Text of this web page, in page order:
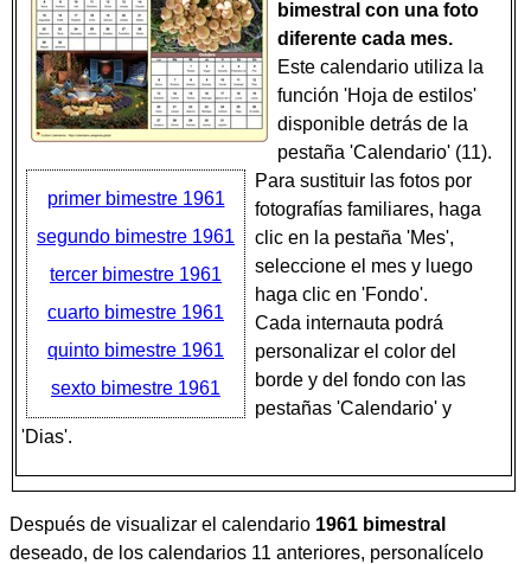
primer bimestre 1961
segundo bimestre 1961
tercer bimestre 1961
cuarto bimestre 1961
quinto bimestre 1961
sexto bimestre 1961
bimestral con una foto
diferente cada mes.
Este calendario utiliza la
función 'Hoja de estilos'
disponible detrás de la
pestaña 'Calendario' (11).
Para sustituir las fotos por
fotografías familiares, haga
clic en la pestaña 'Mes',
seleccione el mes y luego
haga clic en 'Fondo'.
Cada internauta podrá
personalizar el color del
borde y del fondo con las
pestañas 'Calendario' y
'Dias'.
Después de visualizar el calendario 1961 bimestral
deseado, de los calendarios 11 anteriores, personalícelo